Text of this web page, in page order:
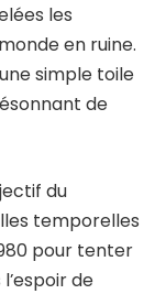
les
en ruine.
simple toile
de
du
temporelles
pour tenter
de